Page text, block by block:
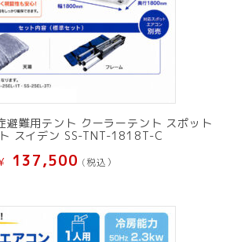
避難用テント クーラーテント スポット
スイデン SS-TNT-1818T-C
137,500 (税込）